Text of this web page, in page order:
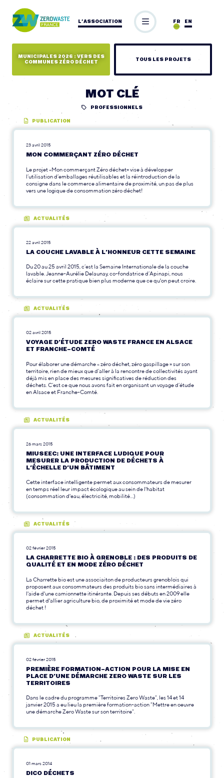
L’ASSOCIATION EN
FR
MUNICIPALES 2026 : VERS DES
COMMUNES ZÉRO DÉCHET
TOUS LES PROJETS
MOT CLÉ
PROFESSIONNELS
PUBLICATION
23 avril 2015
MON COMMERÇANT ZÉRO DÉCHET
Le projet «Mon commerçant Zéro déchet» vise à développer
l’utilisation d’emballages réutilisables et la réintroduction de la
consigne dans le commerce alimentaire de proximité, un pas de plus
vers une logique de consommation zéro déchet!
ACTUALITÉS
22 avril 2015
LA COUCHE LAVABLE À L’HONNEUR CETTE SEMAINE
Du 20 au 25 avril 2015, c’est la Semaine Internationale de la couche
lavable. Jeanne-Aurélie Delaunay, co-fondatrice d’Apinapi, nous
éclaire sur cette pratique bien plus moderne que ce qu'on peut croire.
ACTUALITÉS
02 avril 2015
VOYAGE D’ÉTUDE ZERO WASTE FRANCE EN ALSACE
ET FRANCHE-COMTÉ
Pour élaborer une démarche « zéro déchet, zéro gaspillage » sur son
territoire, rien de mieux que d’aller à la rencontre de collectivités ayant
déjà mis en place des mesures significatives de réduction des
déchets. C’est ce que nous avons fait en organisant un voyage d’étude
en Alsace et Franche-Comté.
ACTUALITÉS
26 mars 2015
MIUSEEC: UNE INTERFACE LUDIQUE POUR
MESURER LA PRODUCTION DE DÉCHETS À
L’ÉCHELLE D’UN BÂTIMENT
Cette interface intelligente permet aux consommateurs de mesurer
en temps réel leur impact écologique au sein de l'habitat
(consommation d'eau, électricité, mobilité...)
ACTUALITÉS
02 février 2015
LA CHARRETTE BIO À GRENOBLE : DES PRODUITS DE
QUALITÉ ET EN MODE ZÉRO DÉCHET
La Charrette bio est une associaiton de producteurs grenoblois qui
proposent aux consommateurs des produits bio sans intermédiaires à
l'aide d'une camionnette itinérante. Depuis ses débuts en 2009 elle
permet d'allier agriculture bio, de proximité et mode de vie zéro
déchet !
ACTUALITÉS
02 février 2015
PREMIÈRE FORMATION-ACTION POUR LA MISE EN
PLACE D’UNE DÉMARCHE ZERO WASTE SUR LES
TERRITOIRES
Dans le cadre du programme "Territoires Zero Waste", les 14 et 14
janvier 2015 a eu lieu la première formation-action "Mettre en oeuvre
une démarche Zero Waste sur son territoire".
PUBLICATION
01 mars 2014
DICO DÉCHETS